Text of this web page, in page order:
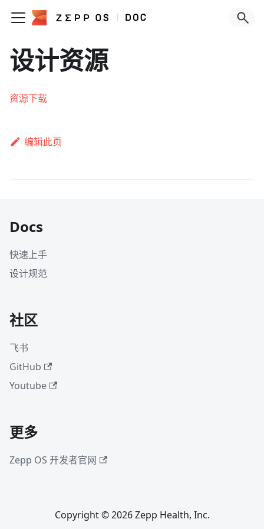
设计资源
资源下载
编辑此页
Docs
快速上手
设计规范
社区
飞书
GitHub
Youtube
更多
Zepp OS 开发者官网
Copyright © 2026 Zepp Health, Inc.